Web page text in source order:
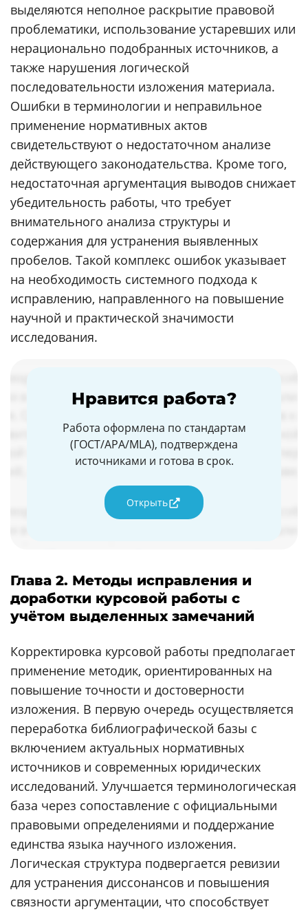
выделяются неполное раскрытие правовой
проблематики, использование устаревших или
нерационально подобранных источников, а
также нарушения логической
последовательности изложения материала.
Ошибки в терминологии и неправильное
применение нормативных актов
свидетельствуют о недостаточном анализе
действующего законодательства. Кроме того,
недостаточная аргументация выводов снижает
убедительность работы, что требует
внимательного анализа структуры и
содержания для устранения выявленных
пробелов. Такой комплекс ошибок указывает
на необходимость системного подхода к
исправлению, направленного на повышение
научной и практической значимости
исследования.
Нравится работа?
Работа оформлена по стандартам
(ГОСТ/APA/MLA), подтверждена
источниками и готова в срок.
Открыть
Глава 2. Методы исправления и
доработки курсовой работы с
учётом выделенных замечаний
Корректировка курсовой работы предполагает
применение методик, ориентированных на
повышение точности и достоверности
изложения. В первую очередь осуществляется
переработка библиографической базы с
включением актуальных нормативных
источников и современных юридических
исследований. Улучшается терминологическая
база через сопоставление с официальными
правовыми определениями и поддержание
единства языка научного изложения.
Логическая структура подвергается ревизии
для устранения диссонансов и повышения
связности аргументации, что способствует